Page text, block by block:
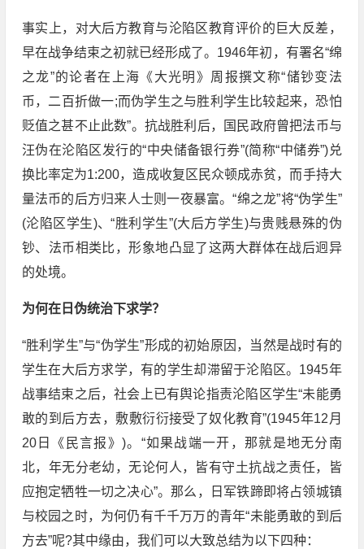
事实上，对大后方教育与沦陷区教育评价的巨大反差，
早在战争结束之初就已经形成了。1946年初，有署名“绵
之龙”的论者在上海《大光明》周报撰文称“储钞变法
币，二百折做一;而伪学生之与胜利学生比较起来，恐怕
贬值之甚不止此数”。抗战胜利后，国民政府曾把法币与
汪伪在沦陷区发行的“中央储备银行券”(简称“中储券”)兑
换比率定为1:200，造成收复区民众顿成赤贫，而手持大
量法币的后方归来人士则一夜暴富。“绵之龙”将“伪学生”
(沦陷区学生)、“胜利学生”(大后方学生)与贵贱悬殊的伪
钞、法币相类比，形象地凸显了这两大群体在战后迥异
的处境。
为何在日伪统治下求学？
“胜利学生”与“伪学生”形成的初始原因，当然是战时有的
学生在大后方求学，有的学生却滞留于沦陷区。1945年
战事结束之后，社会上已有舆论指责沦陷区学生“未能勇
敢的到后方去，敷敷衍衍接受了奴化教育”(1945年12月
20日《民言报》)。“如果战端一开，那就是地无分南
北，年无分老幼，无论何人，皆有守土抗战之责任，皆
应抱定牺牲一切之决心”。那么，日军铁蹄即将占领城镇
与校园之时，为何仍有千千万万的青年“未能勇敢的到后
方去”呢?其中缘由，我们可以大致总结为以下四种：